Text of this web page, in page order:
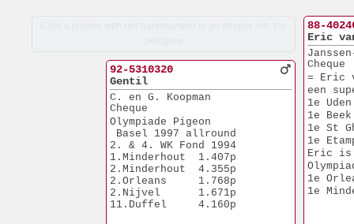
92-5310320
Gentil
C. en G. Koopman
Cheque
Olympiade Pigeon
Basel 1997 allround
2. & 4. WK Fond 1994
1.Minderhout  1.407p
2.Minderhout  4.355p
2.Orleans     1.768p
2.Nijvel      1.671p
11.Duffel     4.160p
88-
Eric
Cheque
= Eric
een
1e
1e
1e St
1e
Eric is
1e
1e